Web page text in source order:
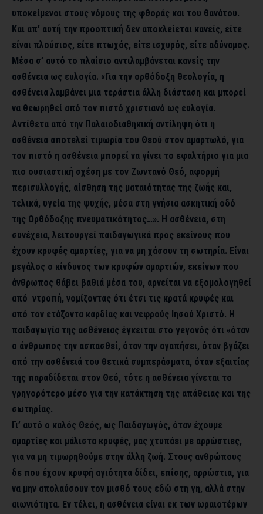
υποκείμενοι στους νόμους της φθοράς και του θανάτου.
Και απ’ αυτή την προοπτική δεν αποκλείεται κανείς, είτε
είναι πλούσιος, είτε πτωχός, είτε ισχυρός, είτε αδύναμος.
Μέσα σ’ αυτό το πλαίσιο αντιλαμβάνεται κανείς την
ασθένεια ως ευλογία. «Για την ορθόδοξη θεολογία, η
ασθένεια λαμβάνει μια τεράστια άλλη διάσταση και μπορεί
να θεωρηθεί από τον πιστό χριστιανό ως ευλογία.
Αντίθετα από την Παλαιοδιαθηκική αντίληψη ότι η
ασθένεια αποτελεί τιμωρία του Θεού στον αμαρτωλό, για
τον πιστό η ασθένεια μπορεί να γίνει το εφαλτήριο για μια
πιο ουσιαστική σχέση με τον Ζωντανό Θεό, αφορμή
περισυλλογής, αίσθηση της ματαιότητας της ζωής και,
τελικά, υγεία της ψυχής, μέσα στη γνήσια ασκητική οδό
της Ορθόδοξης πνευματικότητος…». Η ασθένεια, στη
συνέχεια, λειτουργεί παιδαγωγικά προς εκείνους που
έχουν κρυφές αμαρτίες, για να μη χάσουν τη σωτηρία. Είναι
μεγάλος ο κίνδυνος των κρυφών αμαρτιών, εκείνων που
άνθρωπος θάβει βαθιά μέσα του, αρνείται να εξομολογηθεί
από ντροπή, νομίζοντας ότι έτσι τις κρατά κρυφές και
από τον ετάζοντα καρδίας και νεφρούς Ιησού Χριστό. Η
παιδαγωγία της ασθένειας έγκειται στο γεγονός ότι «όταν
ο άνθρωπος την ασπασθεί, όταν την αγαπήσει, όταν βγάζει
από την ασθένειά του θετικά συμπεράσματα, όταν εξαιτίας
της παραδίδεται στον Θεό, τότε η ασθένεια γίνεται το
γρηγορότερο μέσο για την κατάκτηση της απάθειας και της
σωτηρίας.
Γι’ αυτό ο καλός Θεός, ως Παιδαγωγός, όταν έχουμε
αμαρτίες και μάλιστα κρυφές, μας χτυπάει με αρρώστιες,
για να μη τιμωρηθούμε στην άλλη ζωή. Στους ανθρώπους
δε που έχουν κρυφή αγιότητα δίδει, επίσης, αρρώστια, για
να μην απολαύσουν τον μισθό τους εδώ στη γη, αλλά στην
αιωνιότητα. Εν τέλει, η ασθένεια είναι εκ των ωραιοτέρων